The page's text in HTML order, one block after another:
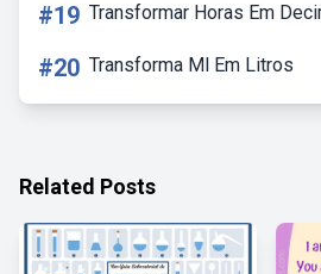
#19 Transformar Horas Em
#20 Transforma Ml Em Litros
Related Posts